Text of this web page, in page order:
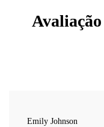
Emily Johnson